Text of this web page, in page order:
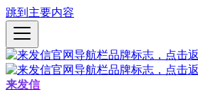
跳到主要内容
来发信